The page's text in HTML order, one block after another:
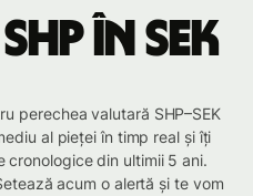
în SEK
perechea valutară SHP–SEK
al pieței în timp real și îți
cronologice din ultimii 5 ani.
acum o alertă și te vom